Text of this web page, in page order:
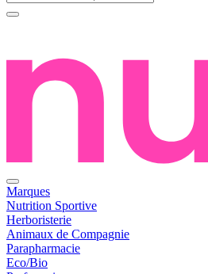
Marques
Nutrition Sportive
Herboristerie
Animaux de Compagnie
Parapharmacie
Eco/Bio